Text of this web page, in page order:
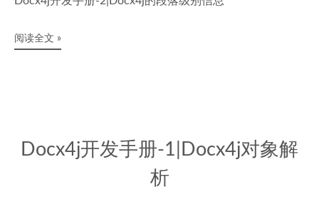
阅读全文 »
Docx4j开发手册-1|Docx4j对象解
析